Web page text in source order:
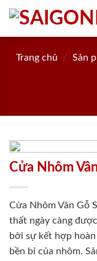
Skip
content
Trang chủ / Sản
Cửa Nhôm
Cửa Nhôm Vân Gỗ
thất ngày càng
bởi sự kết hợp
bền bỉ của nhôm.